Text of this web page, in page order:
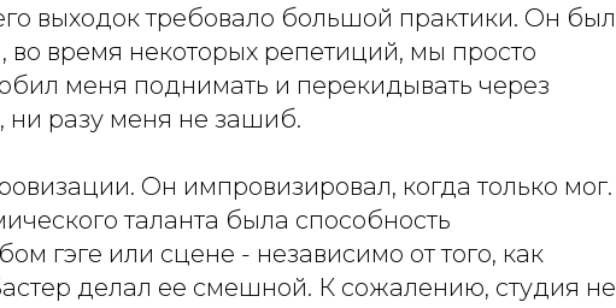
выходок требовало большой практики. Он был
во время некоторых репетиций, мы просто
меня поднимать и перекидывать через
ни разу меня не зашиб.
Он импровизировал, когда только мог.
таланта была способность
гэге или сцене - независимо от того, как
делал ее смешной. К сожалению, студия не